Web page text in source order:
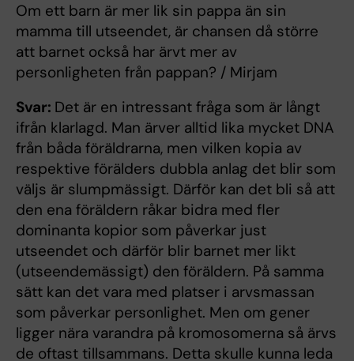
Om ett barn är mer lik sin pappa än sin
mamma till utseendet, är chansen då större
att barnet också har ärvt mer av
personligheten från pappan? / Mirjam
Svar: Det är en intressant fråga som är långt
ifrån klarlagd. Man ärver alltid lika mycket DNA
från båda föräldrarna, men vilken kopia av
respektive förälders dubbla anlag det blir som
väljs är slumpmässigt. Därför kan det bli så att
den ena föräldern råkar bidra med fler
dominanta kopior som påverkar just
utseendet och därför blir barnet mer likt
(utseendemässigt) den föräldern. På samma
sätt kan det vara med platser i arvsmassan
som påverkar personlighet. Men om gener
ligger nära varandra på kromosomerna så ärvs
de oftast tillsammans. Detta skulle kunna leda